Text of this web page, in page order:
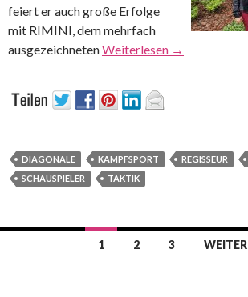
feiert er auch große Erfolge
mit RIMINI, dem mehrfach
ausgezeichnetenWeiterlesen →
DIAGONALE KAMPFSPORT REGISSEUR
SCHAUSPIELER
TAKTIK
1 2 3